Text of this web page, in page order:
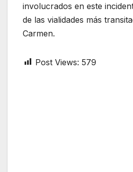
involucrados en este
de las vialidades más
Carmen.
Post Views: 579